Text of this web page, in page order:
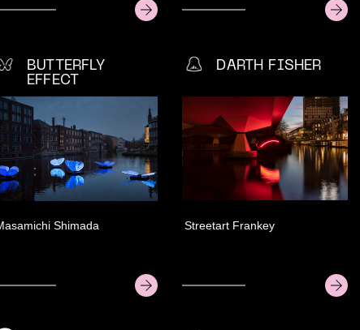
Advies & Inspiratie Vacatures
BUTTERFLY
EFFECT
Shimada
DARTH FISHER
Streetart Frankey